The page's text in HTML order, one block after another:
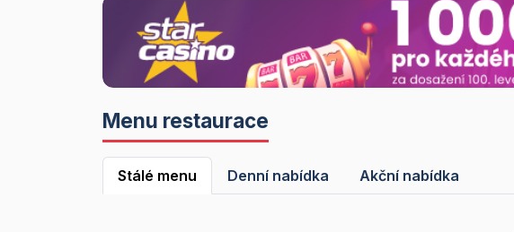
Menu restaurace
Stálé menu Denní nabídka Akční nabídka